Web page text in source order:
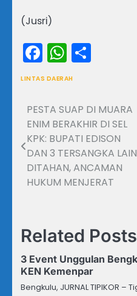
(Jusri)
Facebook
LINTAS DAERAH
Navigasi
pos
PESTA SUAP DI MUARA
ENIM BERAKHIR DI SEL
KPK: BUPATI EDISON
DAN 3 TERSANGKA LAIN
DITAHAN, ANCAMAN
HUKUM MENJERAT
Related Posts
3 Event Unggulan
KEN Kemenpar
Bengkulu, JURNAL TIPIKOR